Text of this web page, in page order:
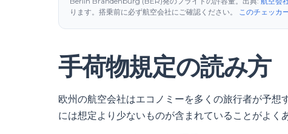
ります。搭乗前に必ず航空会社にご確認ください。
このチェッカ
手荷物規定の読み方
欧州の航空会社はエコノミーを多くの旅行者が予
には想定より少ないものが含まれていることがよく